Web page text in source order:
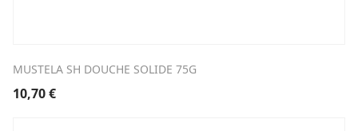
MUSTELA SH DOUCHE SOLIDE 75G
10,70€